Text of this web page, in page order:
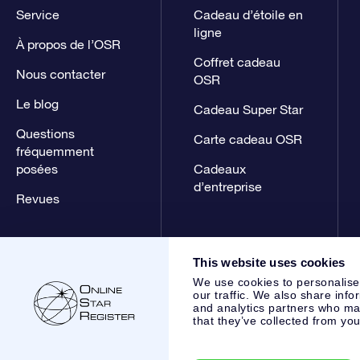
This website uses cookies
We use cookies to
our traffic. We also share
and analytics partners who
that they’ve collected from
Service
À propos de l’OSR
Nous contacter
Le blog
Questions
fréquemment
posées
Revues
Cadeau d’étoile en
ligne
Coffret cadeau
OSR
Cadeau Super Star
Carte cadeau OSR
Cadeaux
d’entreprise